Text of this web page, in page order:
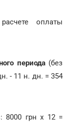
оплаты
периода(без
- 11 н. дн. = 354
8000 грн х 12 =